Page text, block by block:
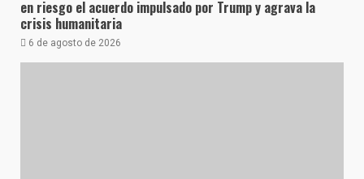
en riesgo el acuerdo impulsado por Trump y agrava la
crisis humanitaria
6 de agosto de 2026